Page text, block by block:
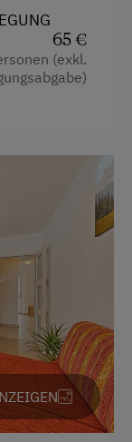
65 €
(exkl.